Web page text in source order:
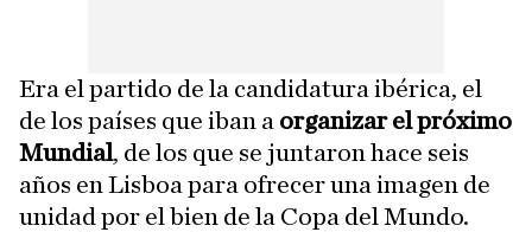
Era el partido de la candidatura ibérica, el
de los países que iban a organizar el próximo
Mundial, de los que se juntaron hace seis
años en Lisboa para ofrecer una imagen de
unidad por el bien de la Copa del Mundo.